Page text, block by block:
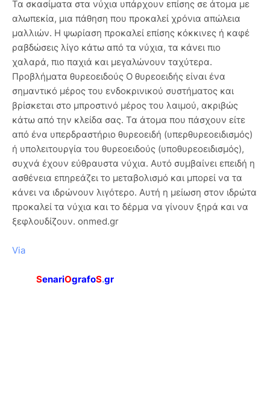
Τα σκασίματα στα νύχια υπάρχουν επίσης σε άτομα με
αλωπεκία, μια πάθηση που προκαλεί χρόνια απώλεια
μαλλιών. Η ψωρίαση προκαλεί επίσης κόκκινες ή καφέ
ραβδώσεις λίγο κάτω από τα νύχια, τα κάνει πιο
χαλαρά, πιο παχιά και μεγαλώνουν ταχύτερα.
Προβλήματα θυρεοειδούς Ο θυρεοειδής είναι ένα
σημαντικό μέρος του ενδοκρινικού συστήματος και
βρίσκεται στο μπροστινό μέρος του λαιμού, ακριβώς
κάτω από την κλείδα σας. Τα άτομα που πάσχουν είτε
από ένα υπερδραστήριο θυρεοειδή (υπερθυρεοειδισμός)
ή υπολειτουργία του θυρεοειδούς (υποθυρεοειδισμός),
συχνά έχουν εύθραυστα νύχια. Αυτό συμβαίνει επειδή η
ασθένεια επηρεάζει το μεταβολισμό και μπορεί να τα
κάνει να ιδρώνουν λιγότερο. Αυτή η μείωση στον ιδρώτα
προκαλεί τα νύχια και το δέρμα να γίνουν ξηρά και να
ξεφλουδίζουν. onmed.gr
Via
SenariOgrafoS.gr